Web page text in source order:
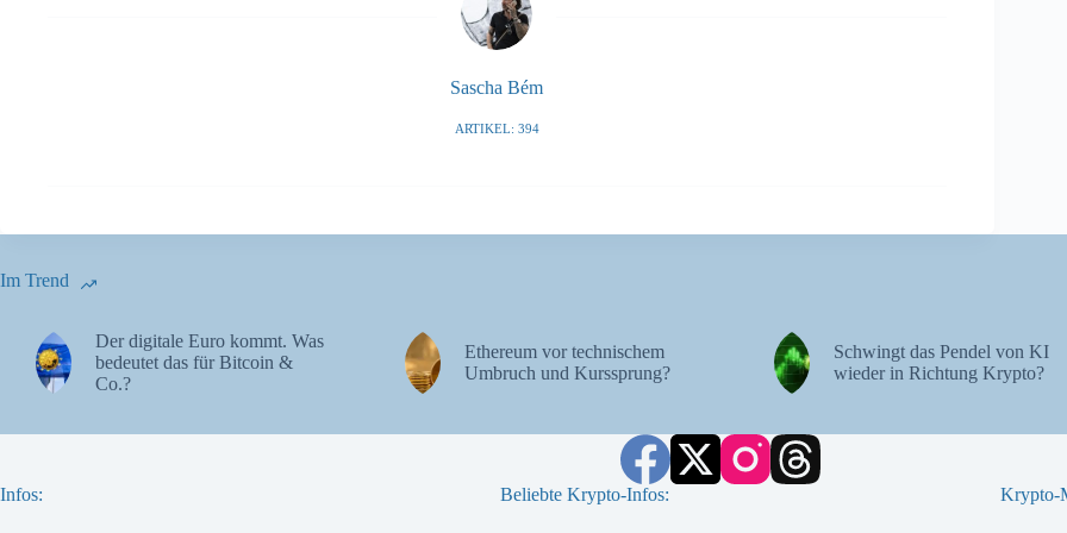
Sascha Bém
ARTIKEL: 394
Im Trend
Der digitale Euro kommt. Was
bedeutet das für Bitcoin &
Co.?
Ethereum vor technischem
Umbruch und Kurssprung?
Schwingt das Pendel von KI
wieder in Richtung Krypto?
Infos: Beliebte Krypto-Infos: Krypto-